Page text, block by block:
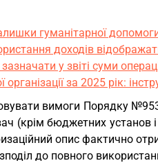
гуманітарної допомоги
доходів
у звіті суми
організації за 2025 рік:
вимоги Порядку
(крім бюджетних установ
опис фактично
до повного